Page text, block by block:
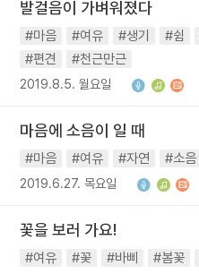
발걸음이 가벼워졌다
#마음 #여유 #생기 #쉼
#편견
#천근만근
2019.8.5. 월요일
마음에 소음이 일 때
#마음 #여유 #자연 #소음
2019.6.27. 목요일
꽃을 보러 가요!
#여유 #꽃 #바삐 #봄꽃